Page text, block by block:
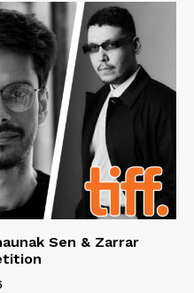
Sen & Zarrar